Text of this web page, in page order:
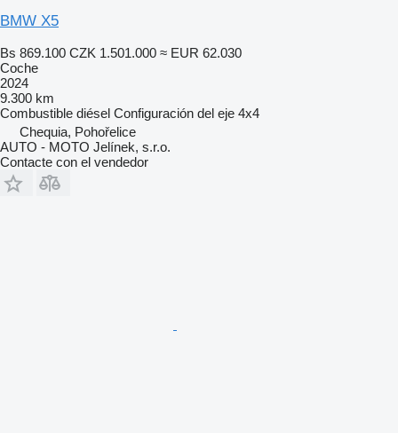
BMW X5
Bs 869.100 CZK 1.501.000 ≈ EUR 62.030
Coche
2024
9.300 km
Combustible diésel Configuración del eje 4x4
Chequia, Pohořelice
AUTO - MOTO Jelínek, s.r.o.
Contacte con el vendedor